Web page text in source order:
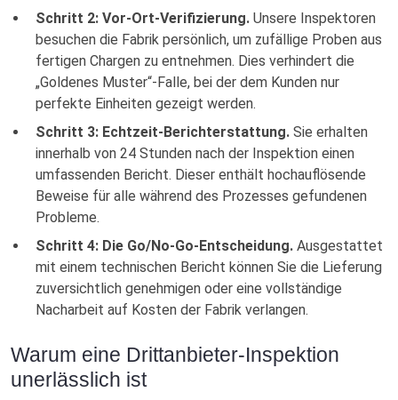
Schritt 2: Vor-Ort-Verifizierung. Unsere Inspektoren
besuchen die Fabrik persönlich, um zufällige Proben aus
fertigen Chargen zu entnehmen. Dies verhindert die
„Goldenes Muster“-Falle, bei der dem Kunden nur
perfekte Einheiten gezeigt werden.
Schritt 3: Echtzeit-Berichterstattung. Sie erhalten
innerhalb von 24 Stunden nach der Inspektion einen
umfassenden Bericht. Dieser enthält hochauflösende
Beweise für alle während des Prozesses gefundenen
Probleme.
Schritt 4: Die Go/No-Go-Entscheidung. Ausgestattet
mit einem technischen Bericht können Sie die Lieferung
zuversichtlich genehmigen oder eine vollständige
Nacharbeit auf Kosten der Fabrik verlangen.
Warum eine Drittanbieter-Inspektion
unerlässlich ist